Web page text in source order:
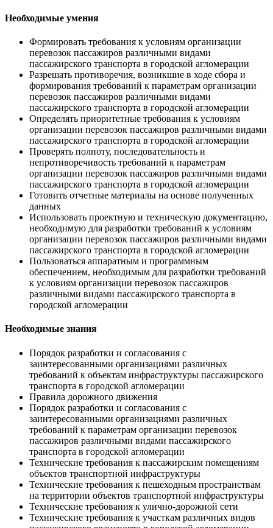
Необходимые умения
Формировать требования к условиям организации
перевозок пассажиров различными видами
пассажирского транспорта в городской агломерации
Разрешать противоречия, возникшие в ходе сбора и
формирования требований к параметрам организации
перевозок пассажиров различными видами
пассажирского транспорта в городской агломерации
Определять приоритетные требования к условиям
организации перевозок пассажиров различными видами
пассажирского транспорта в городской агломерации
Проверять полноту, последовательность и
непротиворечивость требований к параметрам
организации перевозок пассажиров различными видами
пассажирского транспорта в городской агломерации
Готовить отчетные материалы на основе полученных
данных
Использовать проектную и техническую документацию,
необходимую для разработки требований к условиям
организации перевозок пассажиров различными видами
пассажирского транспорта в городской агломерации
Пользоваться аппаратным и программным
обеспечением, необходимым для разработки требований
к условиям организации перевозок пассажиров
различными видами пассажирского транспорта в
городской агломерации
Необходимые знания
Порядок разработки и согласования с
заинтересованными организациями различных
требований к объектам инфраструктуры пассажирского
транспорта в городской агломерации
Правила дорожного движения
Порядок разработки и согласования с
заинтересованными организациями различных
требований к параметрам организации перевозок
пассажиров различными видами пассажирского
транспорта в городской агломерации
Технические требования к пассажирским помещениям
объектов транспортной инфраструктуры
Технические требования к пешеходным пространствам
на территории объектов транспортной инфраструктуры
Технические требования к улично-дорожной сети
Технические требования к участкам различных видов